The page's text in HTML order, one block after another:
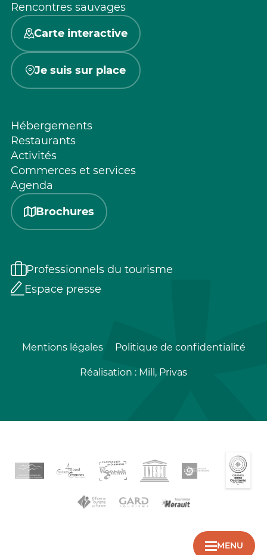
MENU
Rencontres sauvages
Carte interactive
Je suis sur place
Hébergements
Restaurants
Activités
Commerces et services
Agenda
Brochures
Professionnels du tourisme
Espace presse
Mentions légales Politique de confidentialité
Réalisation : Mill, Privas